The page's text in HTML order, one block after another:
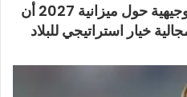
أخنوش يؤكد في المذكرة التوجيهية حول ميزانية 2027 أن
خيار استراتيجي للبلاد